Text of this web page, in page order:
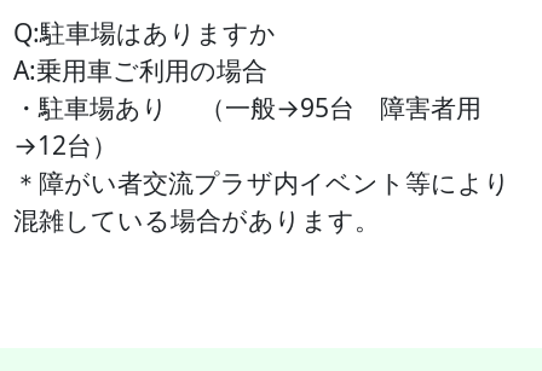
Q:駐車場はありますか
A:乗用車ご利用の場合
・駐車場あり （一般→95台 障害者用
→12台）
＊障がい者交流プラザ内イベント等により
混雑している場合があります。